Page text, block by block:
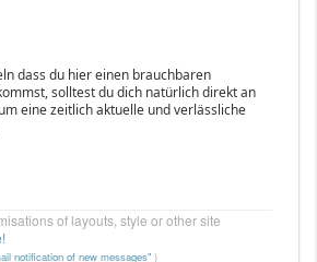
dass du hier einen brauchbaren
solltest du dich natürlich direkt an
eine zeitlich aktuelle und verlässliche
of layouts, style or other site
notification of new messages")